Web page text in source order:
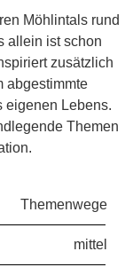
Möhlintals rund
allein ist schon
zusätzlich
abgestimmte
eigenen Lebens.
Themen
Themenwege
mittel